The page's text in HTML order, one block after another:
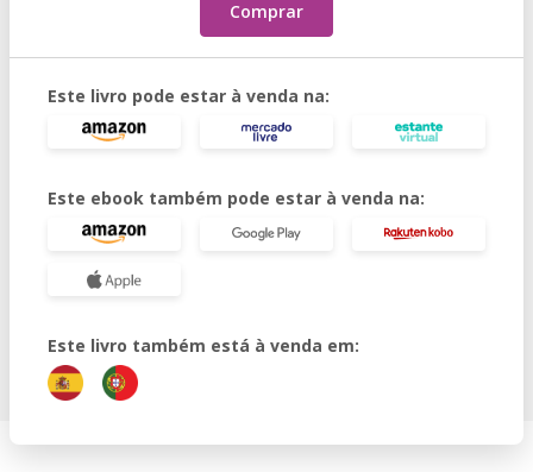
Comprar
Este livro pode estar à venda na:
Este ebook também pode estar à venda na:
Este livro também está à venda em: